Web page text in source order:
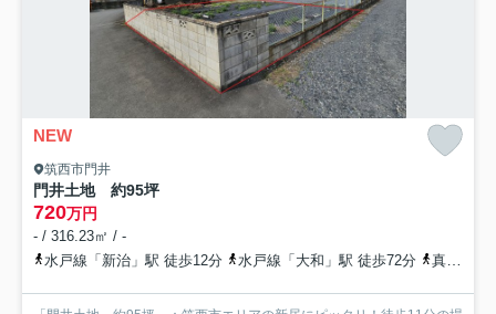
NEW
筑西市門井
門井土地 約95坪
720万円
- / 316.23㎡ / -
水戸線「新治」駅 徒歩12分
水戸線「大和」駅 徒歩72分 真岡鉄道「下館二高前」駅 徒歩82分